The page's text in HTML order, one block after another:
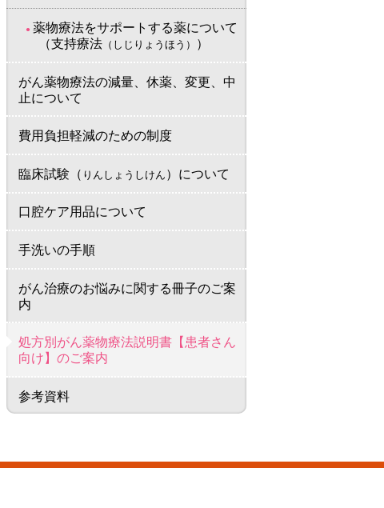
薬物療法をサポートする薬について
（支持療法 （しじりょうほう） ）
がん薬物療法の減量、休薬、変更、中
止について
費用負担軽減のための制度
臨床試験（ りんしょうしけん）について
口腔ケア用品について
手洗いの手順
がん治療のお悩みに関する冊子のご案
内
処方別がん薬物療法説明書【患者さん
向け】のご案内
参考資料